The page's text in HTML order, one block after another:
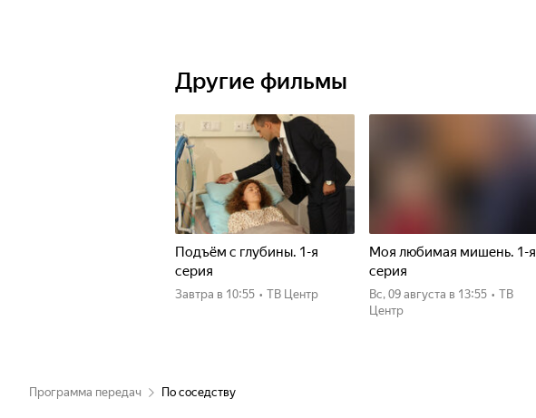
Другие фильмы
Подъём с глубины. 1-я
серия
Завтра в 10:55 • ТВ Центр
Моя любимая мишень. 1-я
серия
вс, 09 августа в 13:55 • ТВ
Центр
Программа передач По соседству